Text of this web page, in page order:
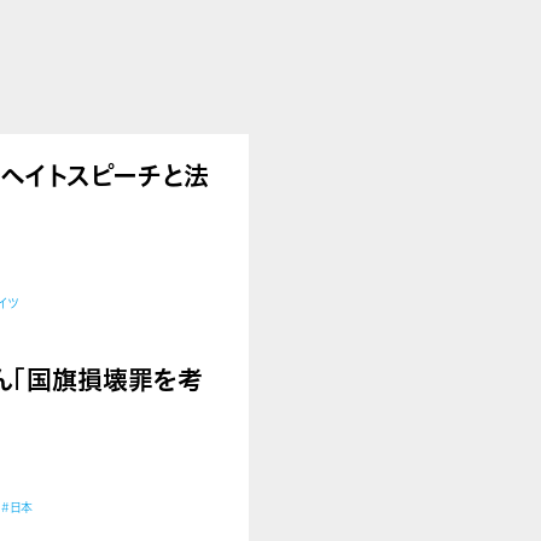
イトスピーチと法
ツ
国旗損壊罪を考
#日本